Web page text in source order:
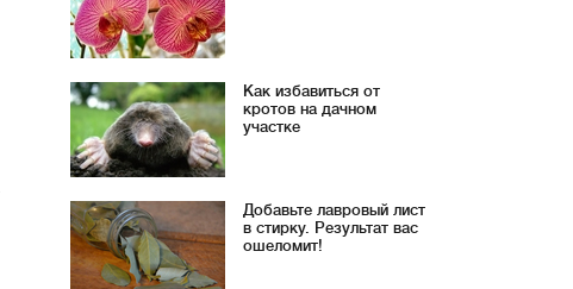
Как избавиться от
кротов на дачном
участке
Добавьте лавровый лист
в стирку. Результат вас
ошеломит!